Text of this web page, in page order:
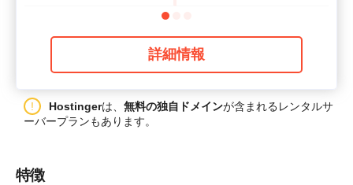
詳細情報
Hostingerは、 無料の独自ドメインが含まれるレンタルサ
ーバープランもあります。
特徴